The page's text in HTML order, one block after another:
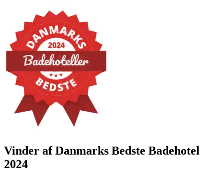
Vinder af Danmarks Bedste Badehotel
2024